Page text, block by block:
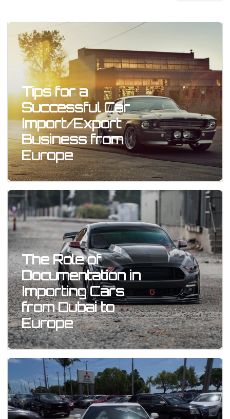
Tips for a
Successful Car
Import/Export
Business from
Europe
The Role of
Documentation in
Importing Cars
from Dubai to
Europe